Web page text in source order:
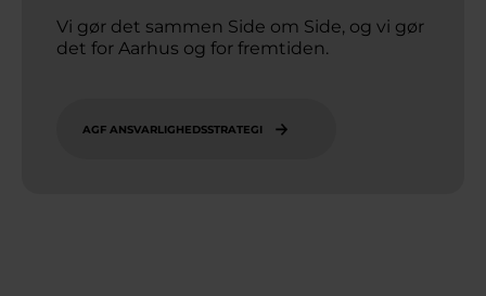
Vi gør det sammen Side om Side, og vi gør
det for Aarhus og for fremtiden.
AGF ANSVARLIGHEDSSTRATEGI